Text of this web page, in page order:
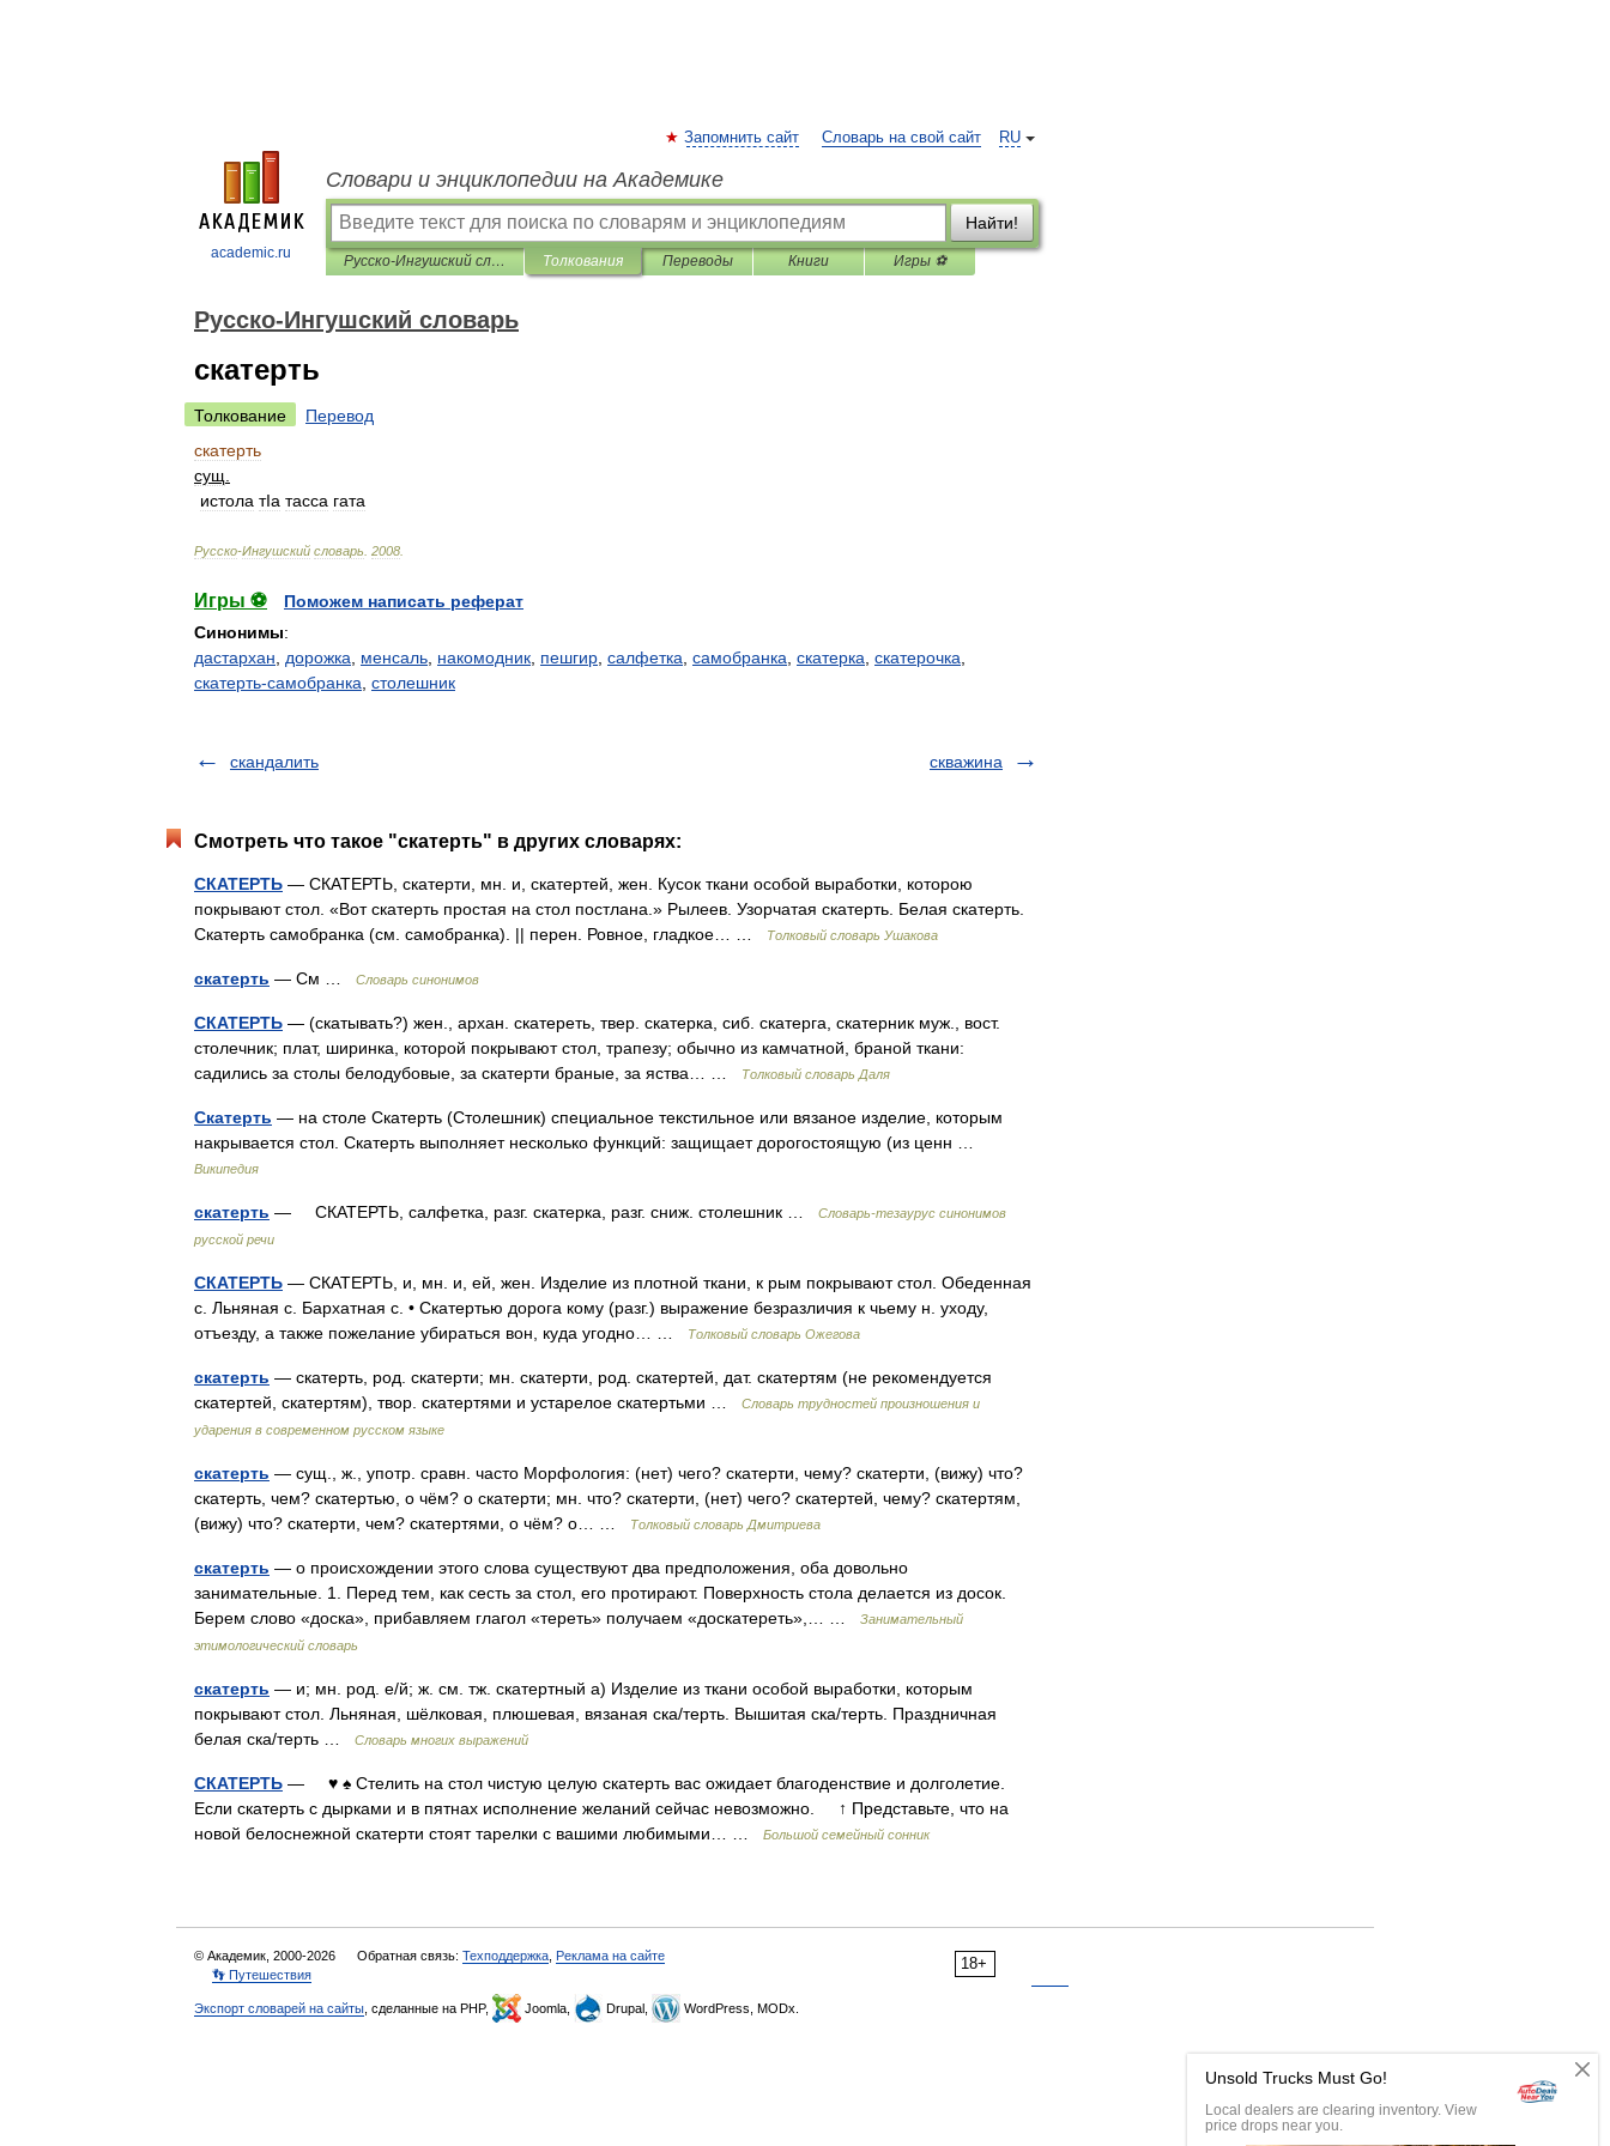
academic.ru
RU
Запомнить сайт Словарь на свой сайт
Словари и энциклопедии на Академике
Найти!
Русско-Ингушский словарь Толкования Переводы Книги Игры ⚽
Русско-Ингушский словарь
скатерть
Толкование
Перевод
скатерть
сущ
истола тIа тасса гата
Русско-Ингушский словарь 2008
Игры ⚽
Поможем написать реферат
Синонимы:
дастархан
дорожка менсаль накомодник пешгир салфетка самобранка скатерка скатерочка
скатерть-самобранка столешник
скандалить скважина
Смотреть что такое "скатерть" в других словарях:
СКАТЕРТЬ — СКАТЕРТЬ, скатерти, мн. и, скатертей, жен. Кусок ткани особой выработки, которою
покрывают стол. «Вот скатерть простая на стол постлана.» Рылеев. Узорчатая скатерть. Белая скатерть.
Скатерть самобранка (см. самобранка). || перен. Ровное, гладкое… …
Толковый словарь Ушакова
скатерть — См … Словарь синонимов
СКАТЕРТЬ — (скатывать?) жен., архан. скатереть, твер. скатерка, сиб. скатерга, скатерник муж., вост.
столечник; плат, ширинка, которой покрывают стол, трапезу; обычно из камчатной, браной ткани:
садились за столы белодубовые, за скатерти браные, за яства… …
Толковый словарь Даля
Скатерть — на столе Скатерть (Столешник) специальное текстильное или вязаное изделие, которым
накрывается стол. Скатерть выполняет несколько функций: защищает дорогостоящую (из ценн …
Википедия
скатерть — СКАТЕРТЬ, салфетка, разг. скатерка, разг. сниж. столешник …
Словарь-тезаурус синонимов
русской речи
СКАТЕРТЬ — СКАТЕРТЬ, и, мн. и, ей, жен. Изделие из плотной ткани, к рым покрывают стол. Обеденная
с. Льняная с. Бархатная с. • Скатертью дорога кому (разг.) выражение безразличия к чьему н. уходу,
отъезду, а также пожелание убираться вон, куда угодно… …
Толковый словарь Ожегова
скатерть — скатерть, род. скатерти; мн. скатерти, род. скатертей, дат. скатертям (не рекомендуется
скатертей, скатертям), твор. скатертями и устарелое скатертьми …
Словарь трудностей произношения и
ударения в современном русском языке
скатерть — сущ., ж., употр. сравн. часто Морфология: (нет) чего? скатерти, чему? скатерти, (вижу) что?
скатерть, чем? скатертью, о чём? о скатерти; мн. что? скатерти, (нет) чего? скатертей, чему? скатертям,
(вижу) что? скатерти, чем? скатертями, о чём? о… …
Толковый словарь Дмитриева
скатерть — о происхождении этого слова существуют два предположения, оба довольно
занимательные. 1. Перед тем, как сесть за стол, его протирают. Поверхность стола делается из досок.
Берем слово «доска», прибавляем глагол «тереть» получаем «доскатереть»,… …
Занимательный
этимологический словарь
скатерть — и; мн. род. е/й; ж. см. тж. скатертный а) Изделие из ткани особой выработки, которым
покрывают стол. Льняная, шёлковая, плюшевая, вязаная ска/терть. Вышитая ска/терть. Праздничная
белая ска/терть …
Словарь многих выражений
СКАТЕРТЬ — ♥ ♠ Стелить на стол чистую целую скатерть вас ожидает благоденствие и долголетие.
Если скатерть с дырками и в пятнах исполнение желаний сейчас невозможно. ↑ Представьте, что на
новой белоснежной скатерти стоят тарелки с вашими любимыми… …
Большой семейный сонник
18+
© Академик, 2000-2026 Обратная связь: Техподдержка Реклама на сайте
👣 Путешествия
Экспорт словарей на сайты , сделанные на PHP, Joomla, Drupal, WordPress, MODx.